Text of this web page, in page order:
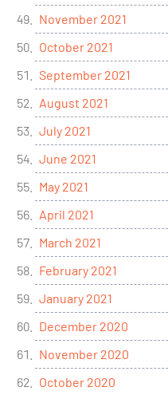
November 2021
October 2021
September 2021
August 2021
July 2021
June 2021
May 2021
April 2021
March 2021
February 2021
January 2021
December 2020
November 2020
October 2020